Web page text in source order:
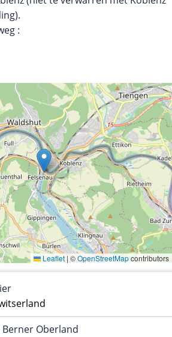
:
Leaflet |©OpenStreetMapcontributors
Oberland